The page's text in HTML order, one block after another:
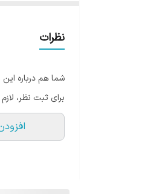
نظرات
شما هم درباره
برای ثبت نظر،